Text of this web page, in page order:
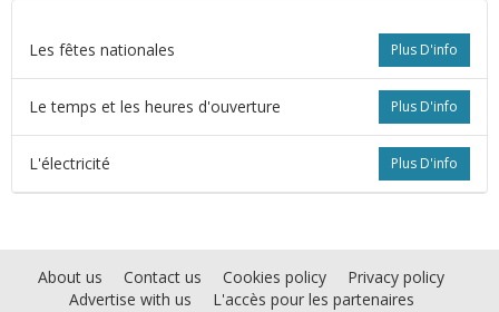
Plus D'info
Les fêtes nationales
Plus D'info
Le temps et les heures d'ouverture
Plus D'info
L'électricité
About us Contact us Cookies policy
Privacy policy
Advertise with us
L'accès pour les partenaires